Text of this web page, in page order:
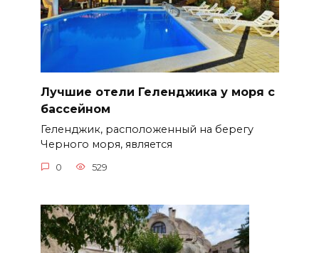
Лучшие отели Геленджика у моря с
бассейном
Геленджик, расположенный на берегу
Черного моря, является
0 529